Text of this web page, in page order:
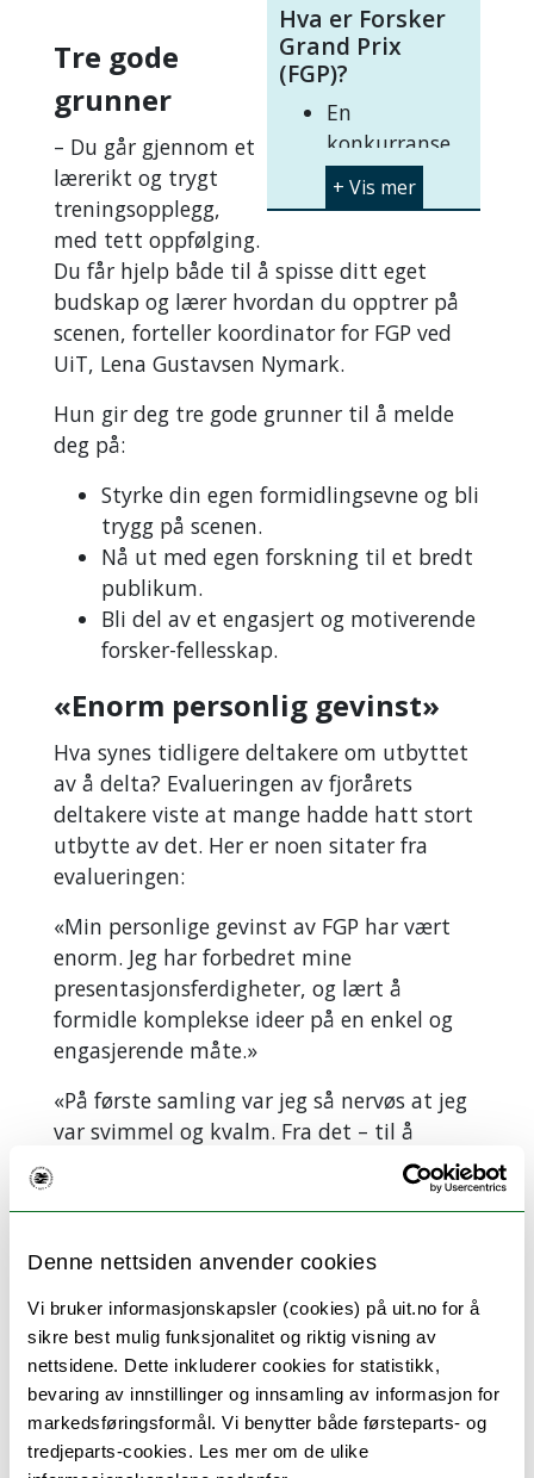
Denne nettsiden anvender cookies
Vi bruker informasjonskapsler (cookies) på uit.no for å
sikre best mulig funksjonalitet og riktig visning av
nettsidene. Dette inkluderer cookies for statistikk,
bevaring av innstillinger og innsamling av informasjon for
markedsføringsformål. Vi benytter både førsteparts- og
tredjeparts-cookies. Les mer om de ulike
Hva er Forsker
Grand Prix
(FGP)?
En
konkurranse
for unge
forskere i
Forskerne får
fire minutt til
å presentere
sitt arbeid på
kreativ og
måte
Presentasjonene
blir vurdert av
fagjury og
publikum
som stemmer
Deltakerne
kommer fra
Bergen,
Tromsø,
Kristiansand,
Oslo,
Bodø
Tolv
finalister
deltar på
finalen 24.
september i
Tre gode
grunner
– Du går gjennom et
lærerikt og trygt
treningsopplegg,
med tett oppfølging.
Du får hjelp både til å spisse ditt eget
budskap og lærer hvordan du opptrer på
scenen, forteller koordinator for FGP ved
UiT, Lena Gustavsen Nymark.
Hun gir deg tre gode grunner til å melde
deg på:
Styrke din egen formidlingsevne og bli
trygg på scenen.
Nå ut med egen forskning til et bredt
publikum.
Bli del av et engasjert og motiverende
forsker-fellesskap.
«Enorm personlig gevinst»
Hva synes tidligere deltakere om utbyttet
av å delta? Evalueringen av fjorårets
deltakere viste at mange hadde hatt stort
utbytte av det. Her er noen sitater fra
evalueringen:
«Min personlige gevinst av FGP har vært
enorm. Jeg har forbedret mine
presentasjonsferdigheter, og lært å
formidle komplekse ideer på en enkel og
engasjerende måte.»
«På første samling var jeg så nervøs at jeg
var svimmel og kvalm. Fra det – til å
kunne stå på en scene og føle meg ganske
trygg på meg selv, er ganske utrolig for
Slik er treningsopplegget
Opplæringen er en kombinasjon av
samlinger og individuell oppfølging.
Her er opplegget ved UiT fram til
konkurransen: